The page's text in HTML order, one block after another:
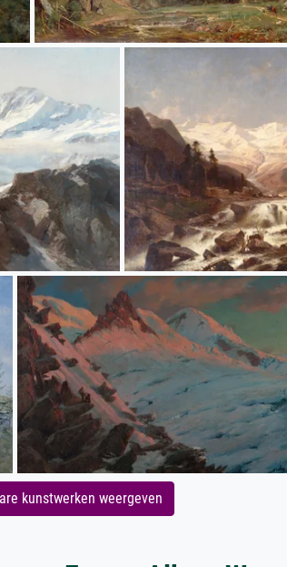
kunstwerken weergeven